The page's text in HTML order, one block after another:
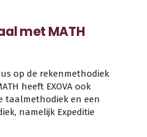
met MATH
op de rekenmethodiek
heeft EXOVA ook
taalmethodiek en een
namelijk Expeditie